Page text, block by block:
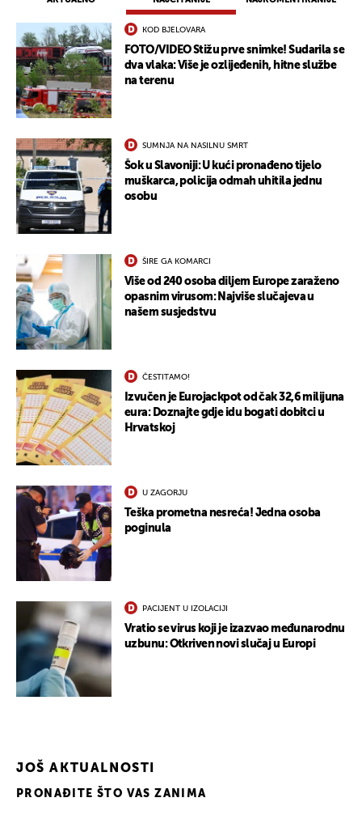
KOD BJELOVARA
FOTO/VIDEO Stižu prve snimke! Sudarila se
dva vlaka: Više je ozlijeđenih, hitne službe
na terenu
SUMNJA NA NASILNU SMRT
Šok u Slavoniji: U kući pronađeno tijelo
muškarca, policija odmah uhitila jednu
osobu
ŠIRE GA KOMARCI
Više od 240 osoba diljem Europe zaraženo
opasnim virusom: Najviše slučajeva u
našem susjedstvu
ČESTITAMO!
Izvučen je Eurojackpot od čak 32,6 milijuna
eura: Doznajte gdje idu bogati dobitci u
Hrvatskoj
U ZAGORJU
Teška prometna nesreća! Jedna osoba
poginula
PACIJENT U IZOLACIJI
Vratio se virus koji je izazvao međunarodnu
uzbunu: Otkriven novi slučaj u Europi
JOŠ AKTUALNOSTI
PRONAĐITE ŠTO VAS ZANIMA
UKLJUČITE NOTIFIKACIJE